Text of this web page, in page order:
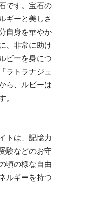
です。宝石の
ギーと美しさ
自身を華やか
、非常に助け
ビーを身につ
ラトラナジュ
ら、ルビーは
。
トは、記憶力
験などのお守
頃の様な自由
ルギーを持つ